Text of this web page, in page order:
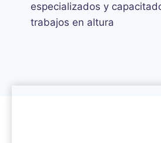
especializados y
trabajos en altura